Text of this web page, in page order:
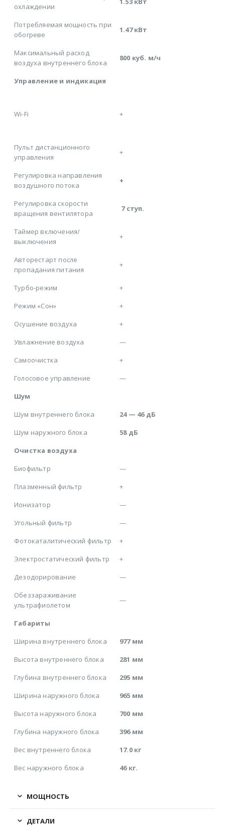
охлаждении
Потребляемая мощность при
обогреве
1.47 кВт
Максимальный расход
воздуха внутреннего блока
800 куб. м/ч
Управление и индикация
Wi-Fi +
Пульт дистанционного
управления
+
Регулировка направления
воздушного потока
+
Регулировка скорости
вращения вентилятора
7 ступ.
Таймер включения/
выключения
+
Авторестарт после
пропадания питания
+
Турбо-режим
+
Режим «Сон»
+
Осушение воздуха
+
Увлажнение воздуха
—
Самоочистка
+
Голосовое управление
—
Шум
Шум внутреннего блока
24 — 46 дБ
Шум наружного блока
58 дБ
Очистка воздуха
Биофильтр
—
Плазменный фильтр
+
Ионизатор
—
Угольный фильтр
—
Фотокаталитический фильтр
+
Электростатический фильтр
+
Дезодорирование
—
Обеззараживание
ультрафиолетом
—
Габариты
Ширина внутреннего блока
977 мм
Высота внутреннего блока
281 мм
Глубина внутреннего блока
295 мм
Ширина наружного блока
965 мм
Высота наружного блока
700 мм
Глубина наружного блока
396 мм
Вес внутреннего блока
17.0 кг
Вес наружного блока
46 кг.
МОЩНОСТЬ
ДЕТАЛИ